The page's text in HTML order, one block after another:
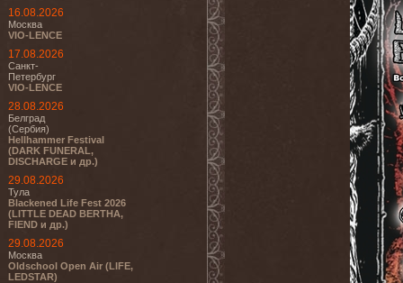
16.08.2026
Москва
VIO-LENCE
17.08.2026
Санкт-
Петербург
VIO-LENCE
28.08.2026
Белград
(Сербия)
Hellhammer Festival
(DARK FUNERAL,
DISCHARGE и др.)
29.08.2026
Тула
Blackened Life Fest 2026
(LITTLE DEAD BERTHA,
FIEND и др.)
29.08.2026
Москва
Oldschool Open Air (LIFE,
LEDSTAR)